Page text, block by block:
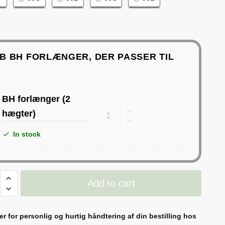
BH FORLÆNGER, DER PASSER TIL
BH forlænger (2
hægter)
In stock
forlænger
Add to cart
for personlig og hurtig håndtering af din bestilling hos